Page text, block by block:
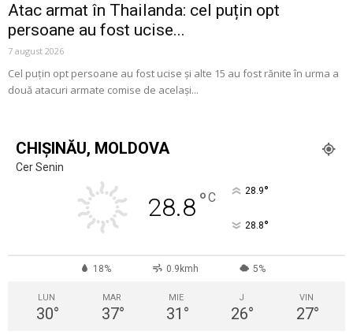
Atac armat în Thailanda: cel puțin opt
persoane au fost ucise...
7 august 2026
Cel puțin opt persoane au fost ucise și alte 15 au fost rănite în urma a
două atacuri armate comise de același...
CHIȘINĂU, MOLDOVA
Cer Senin
28.8°C 28.9°
28.8°
18% 0.9kmh 5%
LUN
30°
MAR
37°
MIE
31 °
J
26°
VIN
27°